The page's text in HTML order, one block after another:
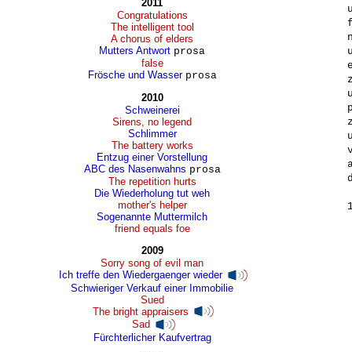
2011
Congratulations
The intelligent tool
A chorus of elders
Mutters Antwort prosa
false
Frösche und Wasser prosa
2010
Schweinerei
Sirens, no legend
Schlimmer
The battery works
Entzug einer Vorstellung
ABC des Nasenwahns prosa
The repetition hurts
Die Wiederholung tut weh
mother's helper
Sogenannte Muttermilch
friend equals foe
2009
Sorry song of evil man
Ich treffe den Wiedergaenger wieder
Schwieriger Verkauf einer Immobilie
Sued
The bright appraisers
Sad
Fürchterlicher Kaufvertrag